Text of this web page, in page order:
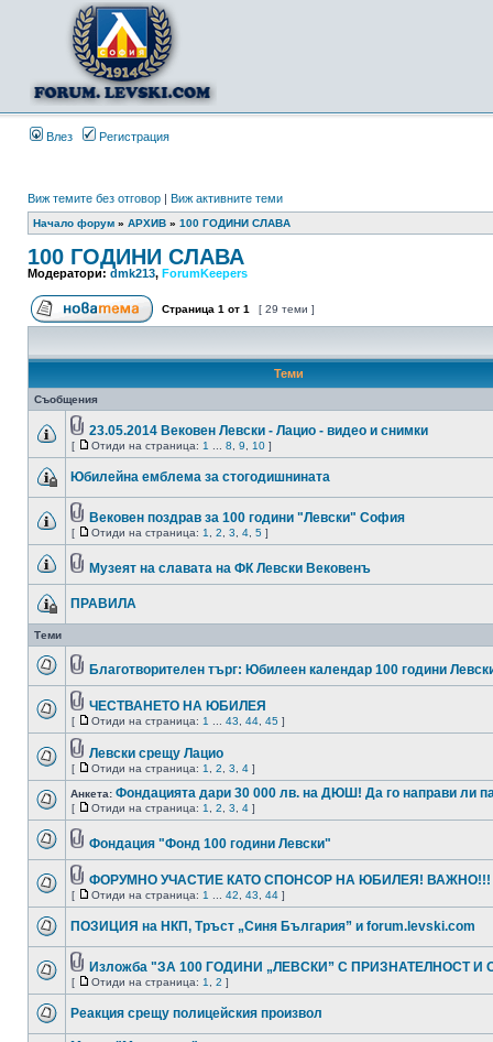
Влез Регистрация
Виж темите без отговор | Виж активните теми
Начало форум » АРХИВ » 100 ГОДИНИ СЛАВА
100 ГОДИНИ СЛАВА
Модератори: dmk213, ForumKeepers
Страница 1 от 1 [ 29 теми ]
Теми
Съобщения
23.05.2014 Вековен Левски - Лацио - видео и снимки
[ Отиди на страница: 1 8 9 10 ]
Юбилейна емблема за стогодишнината
Вековен поздрав за 100 години "Левски" София
[ Отиди на страница: 1 2 3 4 5 ]
Музеят на славата на ФК Левски Вековенъ
ПРАВИЛА
Теми
Благотворителен търг: Юбилеен календар 100 години
ЧЕСТВАНЕТО НА ЮБИЛЕЯ
[ Отиди на страница: 1 43 44 45 ]
Левски срещу Лацио
[ Отиди на страница: 1 2 3 4 ]
Анкета: Фондацията дари 30 000 лв. на ДЮШ! Да го направи ли
[ Отиди на страница: 1 2 3 4 ]
Фондация "Фонд 100 години Левски"
ФОРУМНО УЧАСТИЕ КАТО СПОНСОР НА ЮБИЛЕЯ! ВАЖНО!!!
[ Отиди на страница: 1 42 43 44 ]
ПОЗИЦИЯ на НКП, Тръст „Синя България” и forum.levski.com
Изложба "ЗА 100 ГОДИНИ „ЛЕВСКИ” С ПРИЗНАТЕЛНОСТ И
[ Отиди на страница: 1 2 ]
Реакция срещу полицейския произвол